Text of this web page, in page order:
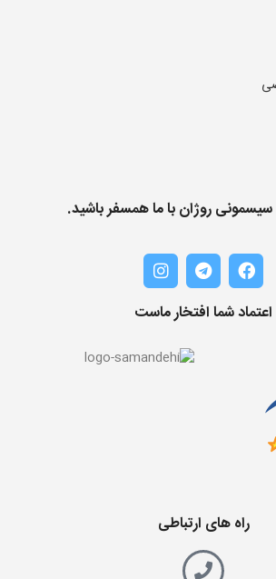
سیسمونی روژان با ما همسفر باشید.
اعتماد شما افتخار ماست
راه های ارتباطی